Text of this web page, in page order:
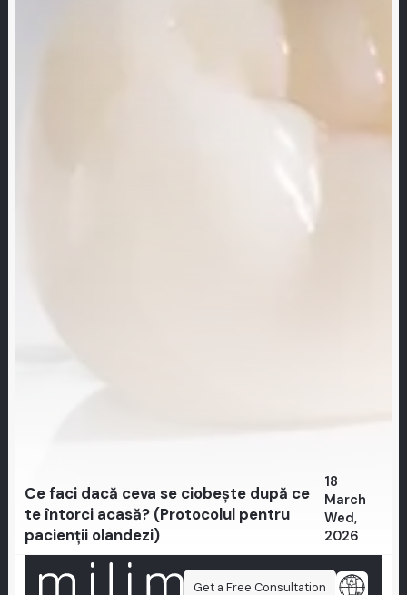
Ce faci dacă ceva se ciobește după ce
te întorci acasă? (Protocolul pentru
pacienții olandezi)
18
March
Wed,
2026